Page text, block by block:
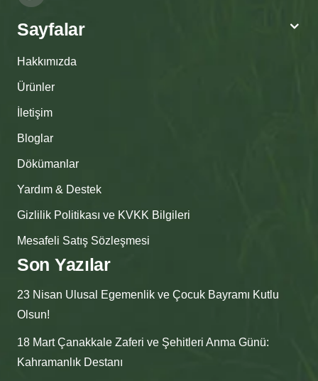
Sayfalar
Hakkımızda
Ürünler
İletişim
Bloglar
Dökümanlar
Yardım & Destek
Gizlilik Politikası ve KVKK Bilgileri
Mesafeli Satış Sözleşmesi
Son Yazılar
23 Nisan Ulusal Egemenlik ve Çocuk Bayramı Kutlu
Olsun!
18 Mart Çanakkale Zaferi ve Şehitleri Anma Günü:
Kahramanlık Destanı